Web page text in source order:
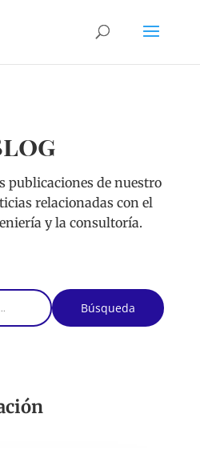
publicaciones de nuestro
relacionadas con el
y la consultoría.